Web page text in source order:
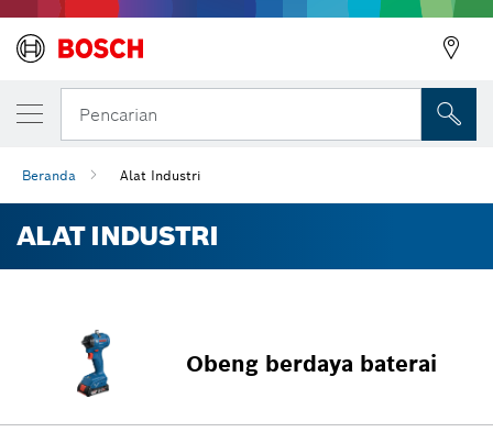
Pencarian
Beranda Alat Industri
ALAT INDUSTRI
Obeng berdaya baterai